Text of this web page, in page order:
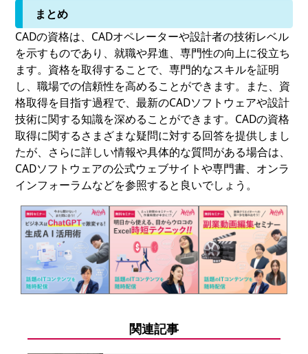
まとめ
CADの資格は、CADオペレーターや設計者の技術レベル
を示すものであり、就職や昇進、専門性の向上に役立ち
ます。資格を取得することで、専門的なスキルを証明
し、職場での信頼性を高めることができます。また、資
格取得を目指す過程で、最新のCADソフトウェアや設計
技術に関する知識を深めることができます。CADの資格
取得に関するさまざまな疑問に対する回答を提供しまし
たが、さらに詳しい情報や具体的な質問がある場合は、
CADソフトウェアの公式ウェブサイトや専門書、オンラ
インフォーラムなどを参照すると良いでしょう。
関連記事